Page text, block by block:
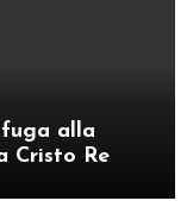
alla
Cristo Re